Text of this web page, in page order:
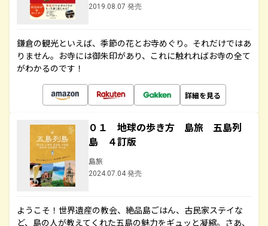
2019.08.07 発売
鎌倉の観光といえば、季節の花とお寺めぐり。それだけではあ
りません。お寺には御朱印があり、これに触れればお寺の全て
がわかるのです！
詳細を見る
０１ 地球の歩き方 島旅 五島列
島 ４訂版
島旅
2024.07.04 発売
ようこそ！世界遺産の教会、絶品島ごはん、古民家ステイな
ど、島の人が教えてくれた五島の魅力をギュッと凝縮。さあ、